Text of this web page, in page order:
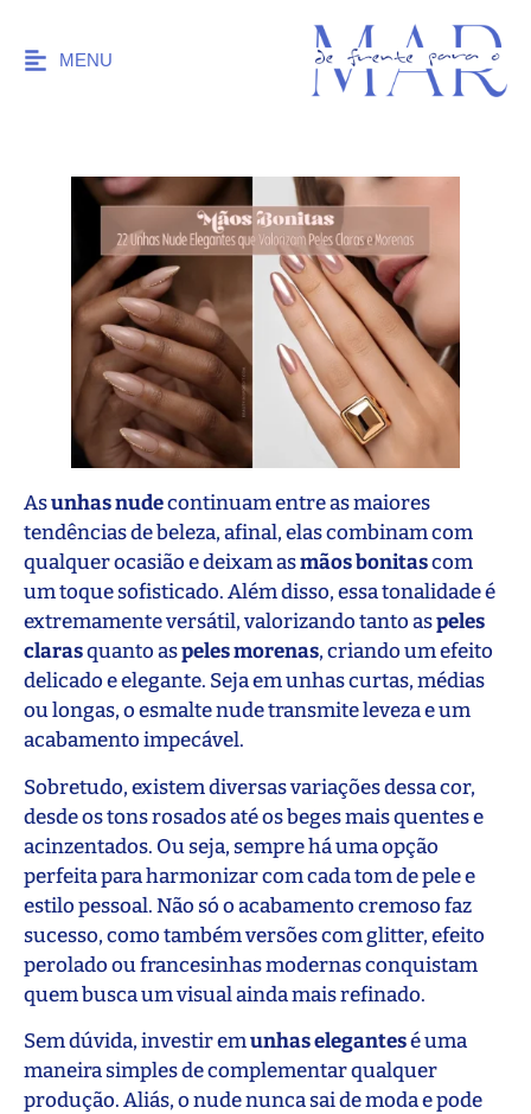
MENU
Asunhas nudecontinuam entre as maiores
tendências de beleza, afinal, elas combinam com
qualquer ocasião e deixam asmãos bonitascom
um toque sofisticado. Além disso, essa tonalidade é
extremamente versátil, valorizando tanto aspeles
clarasquanto aspeles morenas, criando um efeito
delicado e elegante. Seja em unhas curtas, médias
ou longas, o esmalte nude transmite leveza e um
acabamento impecável.
Sobretudo, existem diversas variações dessa cor,
desde os tons rosados até os beges mais quentes e
acinzentados. Ou seja, sempre há uma opção
perfeita para harmonizar com cada tom de pele e
estilo pessoal. Não só o acabamento cremoso faz
sucesso, como também versões com glitter, efeito
perolado ou francesinhas modernas conquistam
quem busca um visual ainda mais refinado.
Sem dúvida, investir emunhas elegantesé uma
maneira simples de complementar qualquer
produção. Aliás, o nude nunca sai de moda e pode